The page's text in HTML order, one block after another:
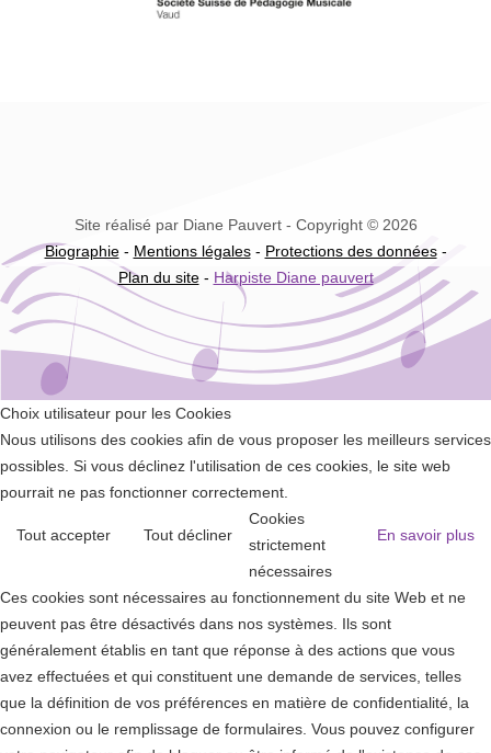
Site réalisé par Diane Pauvert - Copyright © 2026
Biographie- Mentions légales- Protections des données-
Plan du site- Harpiste Diane pauvert
Choix utilisateur pour les Cookies
Nous utilisons des cookies afin de vous proposer les meilleurs services
possibles. Si vous déclinez l'utilisation de ces cookies, le site web
pourrait ne pas fonctionner correctement.
Tout accepter Tout décliner En savoir plus
Cookies
strictement
nécessaires
Ces cookies sont nécessaires au fonctionnement du site Web et ne
peuvent pas être désactivés dans nos systèmes. Ils sont
généralement établis en tant que réponse à des actions que vous
avez effectuées et qui constituent une demande de services, telles
que la définition de vos préférences en matière de confidentialité, la
connexion ou le remplissage de formulaires. Vous pouvez configurer